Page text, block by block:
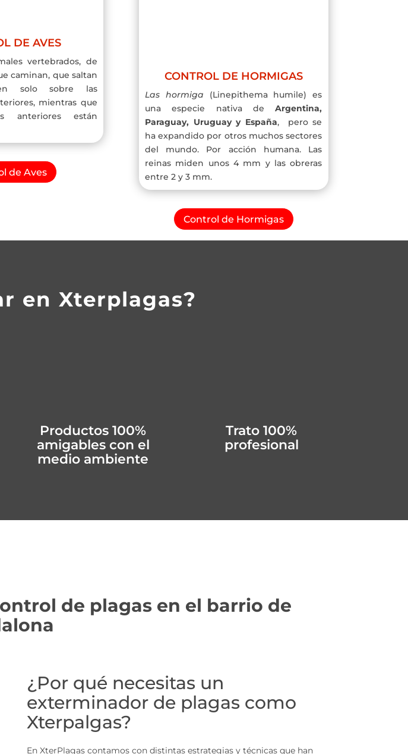
DE AVES
vertebrados, de
caminan, que saltan
solo sobre las
mientras que
anteriores están
de Aves
CONTROL DE HORMIGAS
Las hormiga (Linepithema humile) es
una especie nativa deArgentina,
Paraguay, Uruguay y España, pero se
ha expandido por otros muchos sectores
del mundo. Por acción humana. Las
reinas miden unos 4 mm y las obreras
entre 2 y 3 mm.
Control de Hormigas
en Xterplagas?
Productos 100%
amigables con el
medio ambiente
Trato 100%
profesional
de plagas en el barrio de
¿Por qué necesitas un
exterminador de plagas como
Xterpalgas?
En XterPlagas contamos con distintas estrategias y técnicas que han